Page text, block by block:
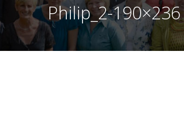
Philip_2-190×236